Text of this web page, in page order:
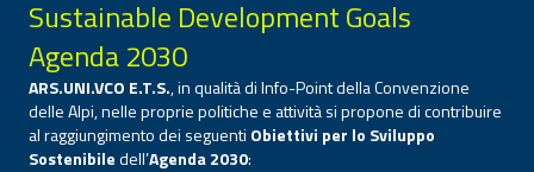
Sustainable Development Goals
Agenda 2030
ARS.UNI.VCO E.T.S., in qualità di Info-Point della Convenzione
delle Alpi, nelle proprie politiche e attività si propone di contribuire
al raggiungimento dei seguenti Obiettivi per lo Sviluppo
Sostenibiledell’Agenda 2030: